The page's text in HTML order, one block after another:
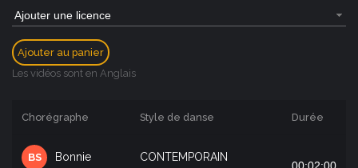
Ajouter une licence
Ajouter au panier
Les vidéos sont en Anglais
Chorégraphe Style de danse Durée
BS
Bonnie
CONTEMPORAIN